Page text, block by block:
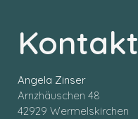
Kontakt
Angela Zinser
Arnzhäuschen 48
42929 Wermelskirchen